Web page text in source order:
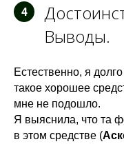
4
Выводы.
Естественно, я
такое хорошее
мне не подошло.
Я выяснила, что та
в этом средстве (